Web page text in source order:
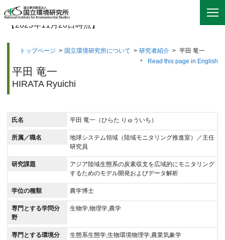
【2025年11月20日時点】
トップページ > 国立環境研究所について > 研究者紹介 > 平田 竜一
Read this page in English
平田 竜一
HIRATA Ryuichi
氏名 平田 竜一（ひらた りゅういち）
所属／職名
地球システム領域（陸域モニタリング推進室）／主任
研究員
研究課題
アジア陸域生態系の炭素収支を広域的にモニタリング
するためのモデル開発およびデータ解析
学位の種類 農学博士
専門とする学問分
野
生物学,物理学,農学
専門とする環境分
生態系生態学,生物環境物理学,農業気象学